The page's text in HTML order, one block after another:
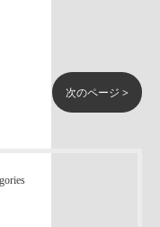
次のページ >